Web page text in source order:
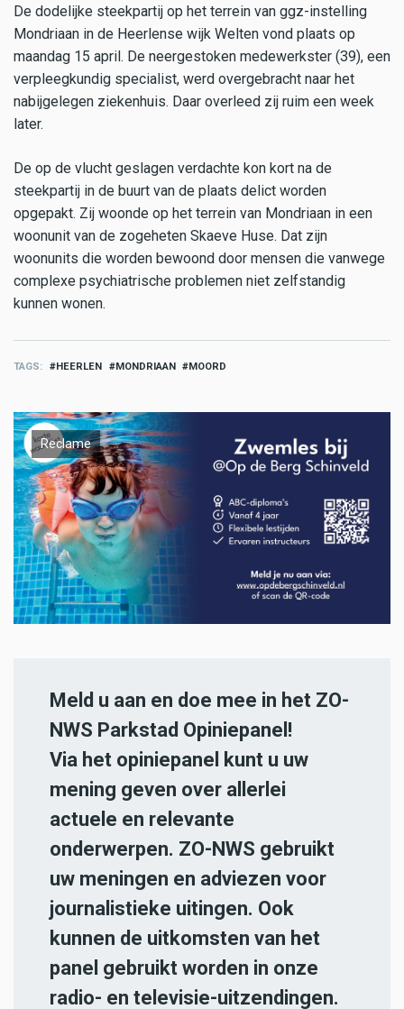
De dodelijke steekpartij op het terrein van ggz-instelling
Mondriaan in de Heerlense wijk Welten vond plaats op
maandag 15 april. De neergestoken medewerkster (39), een
verpleegkundig specialist, werd overgebracht naar het
nabijgelegen ziekenhuis. Daar overleed zij ruim een week
later.
De op de vlucht geslagen verdachte kon kort na de
steekpartij in de buurt van de plaats delict worden
opgepakt. Zij woonde op het terrein van Mondriaan in een
woonunit van de zogeheten Skaeve Huse. Dat zijn
woonunits die worden bewoond door mensen die vanwege
complexe psychiatrische problemen niet zelfstandig
kunnen wonen.
TAGS HEERLEN MONDRIAAN MOORD
Reclame
Meld u aan en doe mee in het ZO-
NWS Parkstad Opiniepanel!
Via het opiniepanel kunt u uw
mening geven over allerlei
actuele en relevante
onderwerpen. ZO-NWS gebruikt
uw meningen en adviezen voor
journalistieke uitingen. Ook
kunnen de uitkomsten van het
panel gebruikt worden in onze
radio- en televisie-uitzendingen.